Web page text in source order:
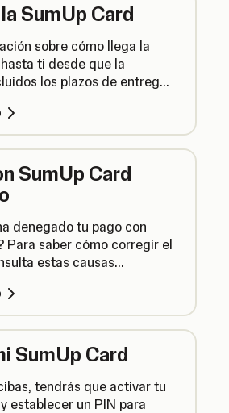
SumUp Card
sobre cómo llega la
ti desde que la
los plazos de entrega
camino.
SumUp Card
denegado tu pago con
Para saber cómo corregir el
estas causas
SumUp Card
tendrás que activar tu
establecer un PIN para